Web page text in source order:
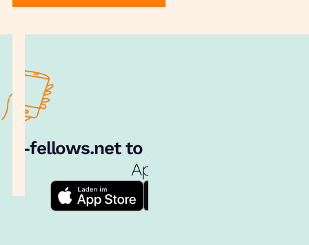
e‑fellows.net to go:
App!